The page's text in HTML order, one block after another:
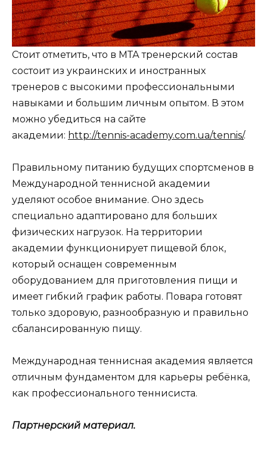
Стоит отметить, что в МТА тренерский состав
состоит из украинских и иностранных
тренеров с высокими профессиональными
навыками и большим личным опытом. В этом
можно убедиться на сайте
академии: http://tennis-academy.com.ua/tennis/.
Правильному питанию будущих спортсменов в
Международной теннисной академии
уделяют особое внимание. Оно здесь
специально адаптировано для больших
физических нагрузок. На территории
академии функционирует пищевой блок,
который оснащен современным
оборудованием для приготовления пищи и
имеет гибкий график работы. Повара готовят
только здоровую, разнообразную и правильно
сбалансированную пищу.
Международная теннисная академия является
отличным фундаментом для карьеры ребёнка,
как профессионального теннисиста.
Партнерский материал.